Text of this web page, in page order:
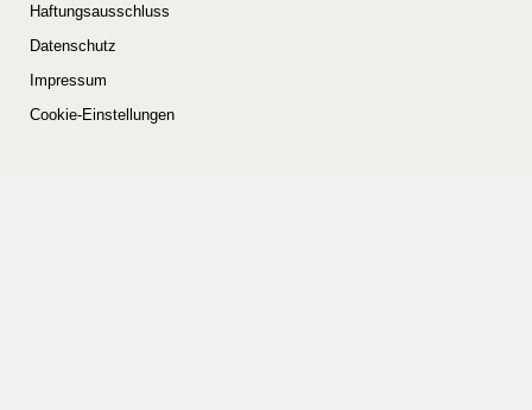
Haftungsausschluss
Datenschutz
Impressum
Cookie-Einstellungen